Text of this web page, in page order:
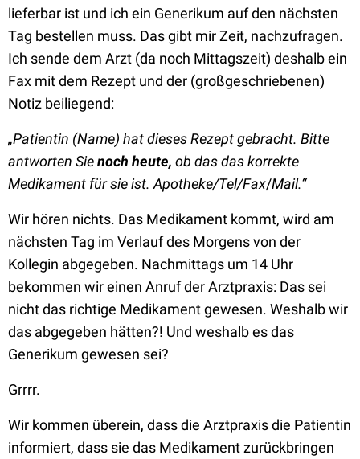
lieferbar ist und ich ein Generikum auf den nächsten
Tag bestellen muss. Das gibt mir Zeit, nachzufragen.
Ich sende dem Arzt (da noch Mittagszeit) deshalb ein
Fax mit dem Rezept und der (großgeschriebenen)
Notiz beiliegend:
„Patientin (Name) hat dieses Rezept gebracht. Bitte
antworten Sienoch heute, ob das das korrekte
Medikament für sie ist. Apotheke/Tel/Fax/Mail.“
Wir hören nichts. Das Medikament kommt, wird am
nächsten Tag im Verlauf des Morgens von der
Kollegin abgegeben. Nachmittags um 14 Uhr
bekommen wir einen Anruf der Arztpraxis: Das sei
nicht das richtige Medikament gewesen. Weshalb wir
das abgegeben hätten?! Und weshalb es das
Generikum gewesen sei?
Grrrr.
Wir kommen überein, dass die Arztpraxis die Patientin
informiert, dass sie das Medikament zurückbringen